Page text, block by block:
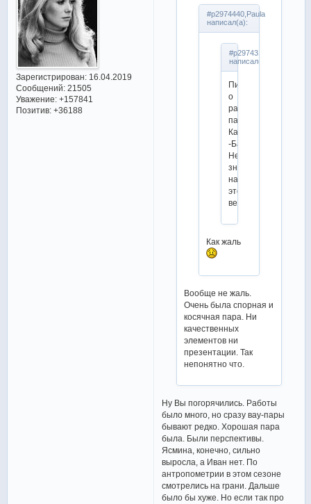
Зарегистрирован: 16.04.2019
Сообщений:21505
Уважение: +157841
Позитив: +36188
#p2974440,Paula
написал(а):
#p2974314,ТамараО.
написал(а):
Пишут
о
распаде
пары
Кадырова
-Бальченко.
Не
знаю,
насколько
это
верно...
Как жаль
Вообще не жаль.
Очень была спорная и
косячная пара. Ни
качественных
элементов ни
презентации. Так
непонятно что.
Ну Вы погорячились. Работы
было много, но сразу вау-пары
бывают редко. Хорошая пара
была. Были перспективы.
Ясмина, конечно, сильно
выросла, а Иван нет. По
антропометрии в этом сезоне
смотрелись на грани. Дальше
было бы хуже. Но если так про